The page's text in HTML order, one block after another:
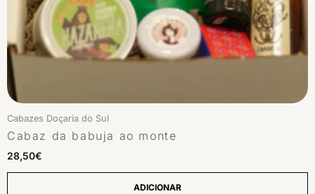
Cabazes Doçaria do Sul
Cabaz da babuja ao monte
28,50€
ADICIONAR